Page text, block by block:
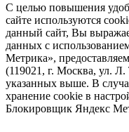
С целью повышения
сайте используются
данный сайт, Вы
данных с
Метрика»,
(119021, г. Москва, ул. Л.
указанных выше. В
хранение cookie в
Блокировщик Яндекс